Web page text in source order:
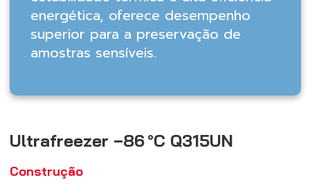
energética, oferece desempenho
superior para a preservação de
amostras sensíveis.
Ultrafreezer −86 °C Q315UN
Construção